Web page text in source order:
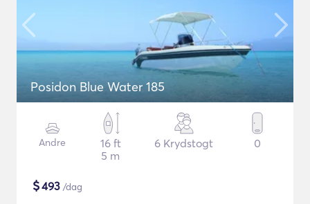
Posidon Blue Water 185
Andre
16 ft
5 m
6 Krydstogt 0
$493 /dag